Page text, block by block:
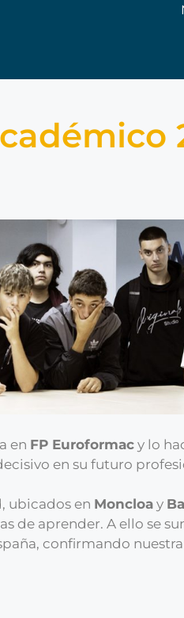
en FP Euroformac y lo
en su futuro
ubicados en Moncloa y
de aprender. A ello se
confirmando